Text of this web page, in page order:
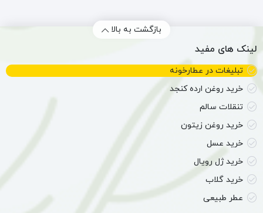
بازگشت به بالا
لینک های مفید
تبلیغات در عطارخونه
خرید روغن ارده کنجد
تنقلات سالم
خرید روغن زیتون
خرید عسل
خرید ژل رویال
خرید گلاب
عطر طبیعی